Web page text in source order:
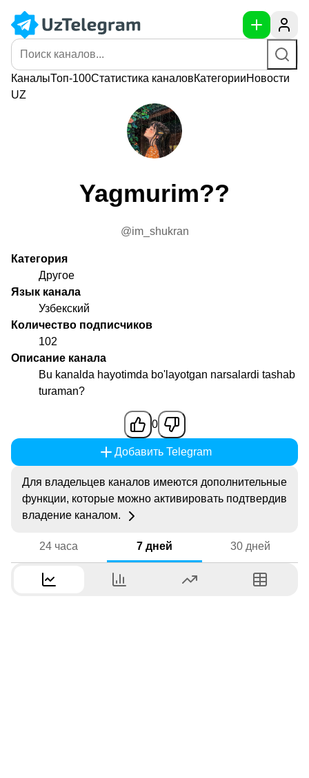
КаналыТоп-100Статистика каналовКатегорииНовости
UZ
Yagmurim??
@im_shukran
Категория
Другое
Язык канала
Узбекский
Количество подписчиков
102
Описание канала
Bu kanalda hayotimda bo'layotgan narsalardi tashab
turaman?
0
Добавить Telegram
Для владельцев каналов имеются дополнительные
функции, которые можно активировать подтвердив
владение каналом.
24 часа 7 дней 30 дней